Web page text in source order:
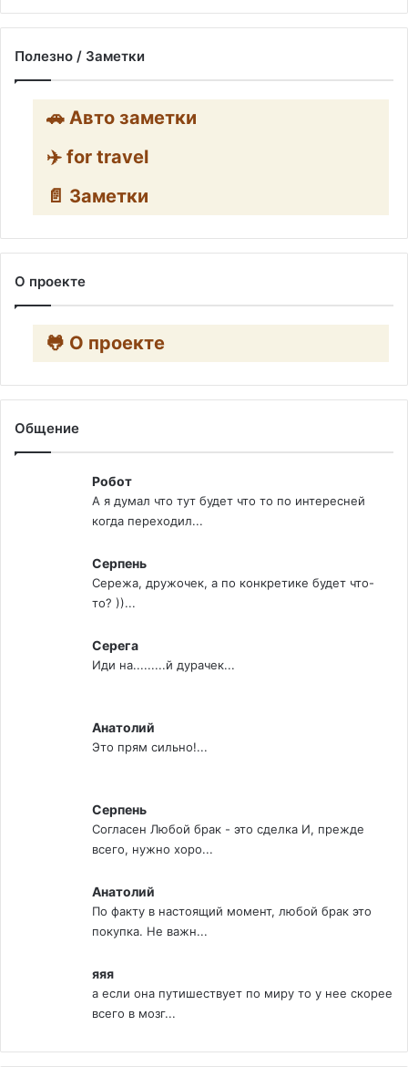
Полезно / Заметки
🚗 Авто заметки
✈️ for travel
📄 Заметки
О проекте
🐸 О проекте
Общение
Робот
А я думал что тут будет что то по интересней
когда переходил...
Серпень
Сережа, дружочек, а по конкретике будет что-
то? ))...
Серега
Иди на.........й дурачек...
Анатолий
Это прям сильно!...
Серпень
Согласен Любой брак - это сделка И, прежде
всего, нужно хоро...
Анатолий
По факту в настоящий момент, любой брак это
покупка. Не важн...
яяя
а если она путишествует по миру то у нее скорее
всего в мозг...